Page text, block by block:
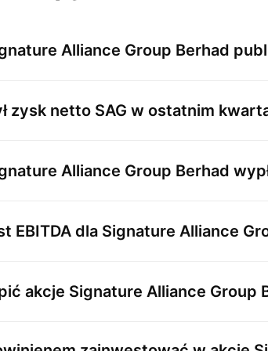
Alliance Group Berhad
zysk netto SAG w ostatnim
Alliance Group Berhad
EBITDA dla Signature Alliance
akcje Signature Alliance Group